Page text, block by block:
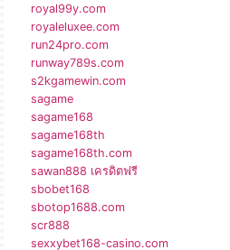
royal99y.com
royaleluxee.com
run24pro.com
runway789s.com
s2kgamewin.com
sagame
sagame168
sagame168th
sagame168th.com
sawan888 เครดิตฟรี
sbobet168
sbotop1688.com
scr888
sexxybet168-casino.com